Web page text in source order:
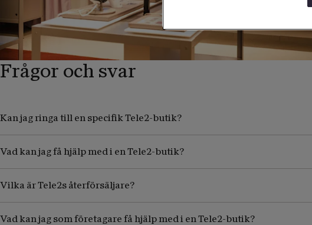
Frågor och svar
Kan jag ringa till en specifik Tele2-butik?
Vad kan jag få hjälp med i en Tele2-butik?
Vilka är Tele2s återförsäljare?
Vad kan jag som företagare få hjälp med i en Tele2-butik?